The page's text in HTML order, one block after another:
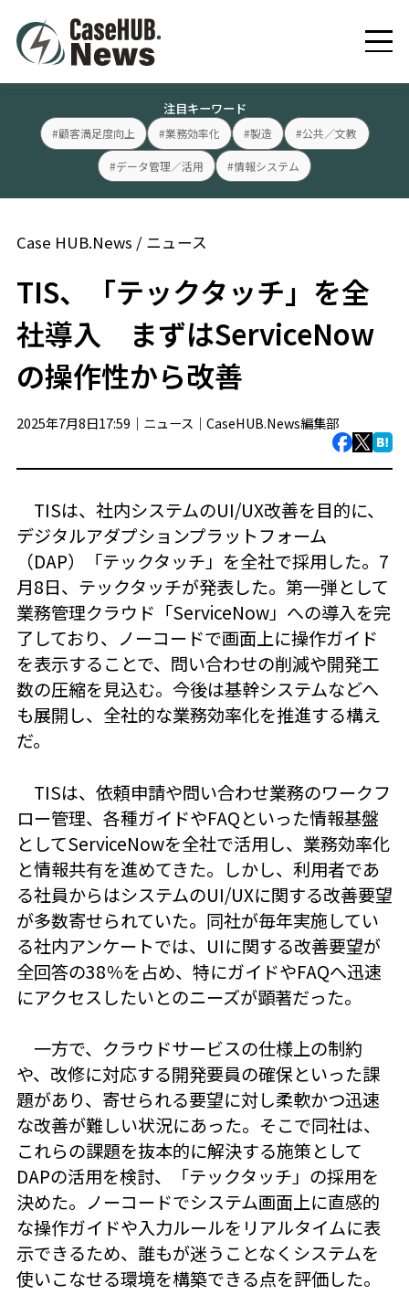
注目キーワード
#顧客満足度向上 #業務効率化 #製造 #公共／文教
#データ管理／活用 #情報システム
Case HUB.News / ニュース
TIS、「テックタッチ」を全
社導入 まずはServiceNow
の操作性から改善
2025年7月8日17:59｜ ニュース ｜ CaseHUB.News編集部
TISは、社内システムのUI/UX改善を目的に、
デジタルアダプションプラットフォーム
（DAP）「テックタッチ」を全社で採用した。7
月8日、テックタッチが発表した。第一弾として
業務管理クラウド「ServiceNow」への導入を完
了しており、ノーコードで画面上に操作ガイド
を表示することで、問い合わせの削減や開発工
数の圧縮を見込む。今後は基幹システムなどへ
も展開し、全社的な業務効率化を推進する構え
だ。
TISは、依頼申請や問い合わせ業務のワークフ
ロー管理、各種ガイドやFAQといった情報基盤
としてServiceNowを全社で活用し、業務効率化
と情報共有を進めてきた。しかし、利用者であ
る社員からはシステムのUI/UXに関する改善要望
が多数寄せられていた。同社が毎年実施してい
る社内アンケートでは、UIに関する改善要望が
全回答の38％を占め、特にガイドやFAQへ迅速
にアクセスしたいとのニーズが顕著だった。
一方で、クラウドサービスの仕様上の制約
や、改修に対応する開発要員の確保といった課
題があり、寄せられる要望に対し柔軟かつ迅速
な改善が難しい状況にあった。そこで同社は、
これらの課題を抜本的に解決する施策として
DAPの活用を検討、「テックタッチ」の採用を
決めた。ノーコードでシステム画面上に直感的
な操作ガイドや入力ルールをリアルタイムに表
示できるため、誰もが迷うことなくシステムを
使いこなせる環境を構築できる点を評価した。